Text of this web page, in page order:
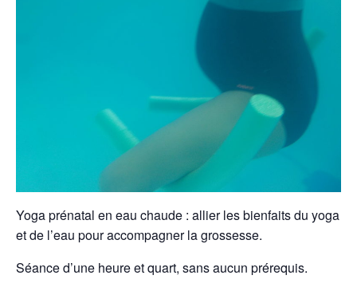
Yoga prénatal en eau chaude : allier les bienfaits du yoga
et de l’eau pour accompagner la grossesse.
Séance d’une heure et quart, sans aucun prérequis.